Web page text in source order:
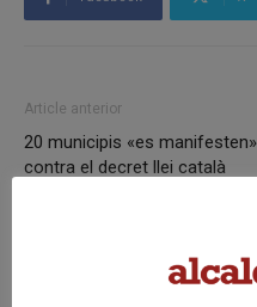
Article anterior
20 municipis «es manifesten»
contra el decret llei català